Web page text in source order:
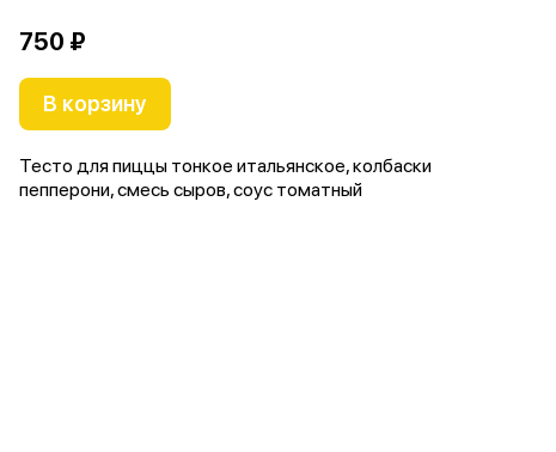
750 ₽
В корзину
Тесто для пиццы тонкое итальянское, колбаски
пепперони, смесь сыров, соус томатный